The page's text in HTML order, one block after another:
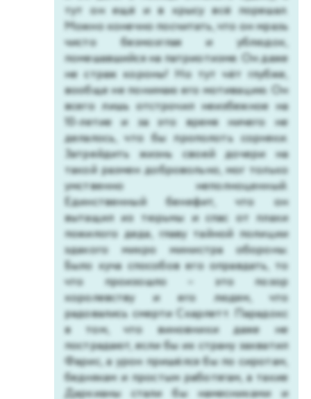
тут он ещё и в крысу всё порешал.
Можно конечно посчитать, что он мразь
чисто безмозглая и ублюдок,
помешавшийся на патриотизме. Он даже
не страж короны! Но тут чёт глубже,
вообще не понимаю его мотивацию. Он
всего лишь отстрочил неизбежное на
10-летие и за это время ничего не
делалось, что бы прополоть сорняки.
Затрейдить жизнь своей дочери на
такой размен добровольно, мог только
умственно неполноценный.
Единственный бенефит, что он
вытащил из тюрьмы и спас от плахи
пожилого деда, главу тайной полиции
эдакого микро министра обороны.
Было куча способов его оправдать, то
что произошло – это позор
королевству и его людям, что
радовались смерти Скарлетт. Парадокс
в том, что виновники даже не
пострадают, если бы их страну захватил
Фарис, а урон пришёлся бы по сиротам,
беднякам и простым работягам, а такие
Даркианы стали бы намесниками и